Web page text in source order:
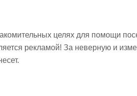
целях для помощи
рекламой! За неверную и